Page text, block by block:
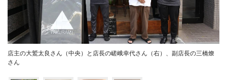
店主の大鷲太良さん（中央）と店長の嵯峨幸代さん（右）、副店長の三橋燎
さん